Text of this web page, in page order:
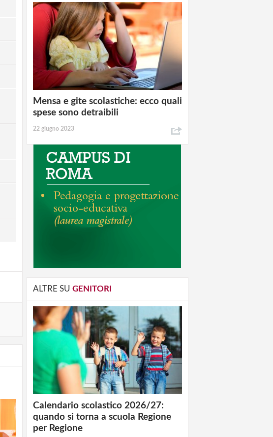
Mensa e gite scolastiche: ecco quali
spese sono detraibili
22 giugno 2023
ALTRE SU GENITORI
Calendario scolastico 2026/27:
quando si torna a scuola Regione
per Regione